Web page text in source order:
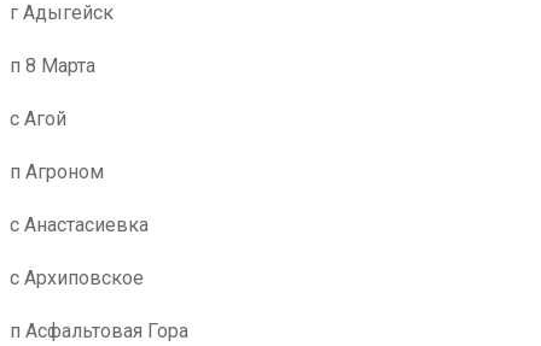
г Адыгейск
п 8 Марта
с Агой
п Агроном
с Анастасиевка
с Архиповское
п Асфальтовая Гора